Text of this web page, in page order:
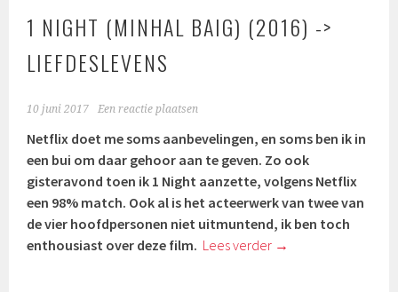
1 NIGHT (MINHAL BAIG) (2016) ->
LIEFDESLEVENS
10 juni 2017 Een reactie plaatsen
Netflix doet me soms aanbevelingen, en soms ben ik in
een bui om daar gehoor aan te geven. Zo ook
gisteravond toen ik 1 Night aanzette, volgens Netflix
een 98% match. Ook al is het acteerwerk van twee van
de vier hoofdpersonen niet uitmuntend, ik ben toch
enthousiast over deze film. Lees verder →